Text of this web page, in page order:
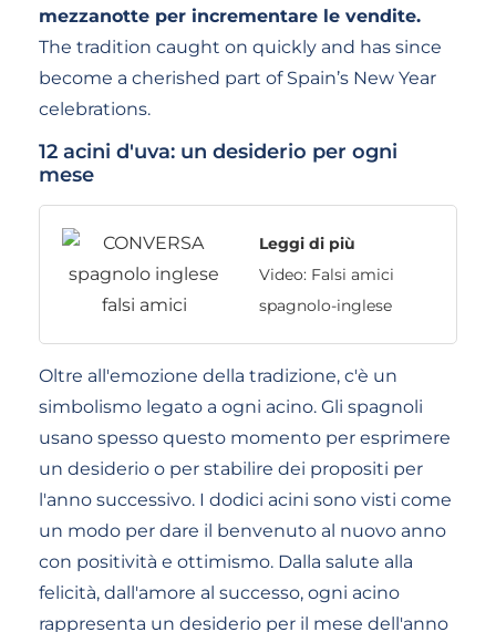
mezzanotte per incrementare le vendite.
The tradition caught on quickly and has since
become a cherished part of Spain’s New Year
celebrations.
12 acini d'uva: un desiderio per ogni
mese
Leggi di più
Video: Falsi amici
spagnolo-inglese
Oltre all'emozione della tradizione, c'è un
simbolismo legato a ogni acino. Gli spagnoli
usano spesso questo momento per esprimere
un desiderio o per stabilire dei propositi per
l'anno successivo. I dodici acini sono visti come
un modo per dare il benvenuto al nuovo anno
con positività e ottimismo. Dalla salute alla
felicità, dall'amore al successo, ogni acino
rappresenta un desiderio per il mese dell'anno